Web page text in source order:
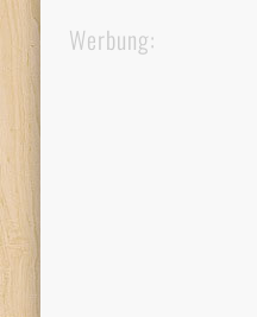
Werbung: